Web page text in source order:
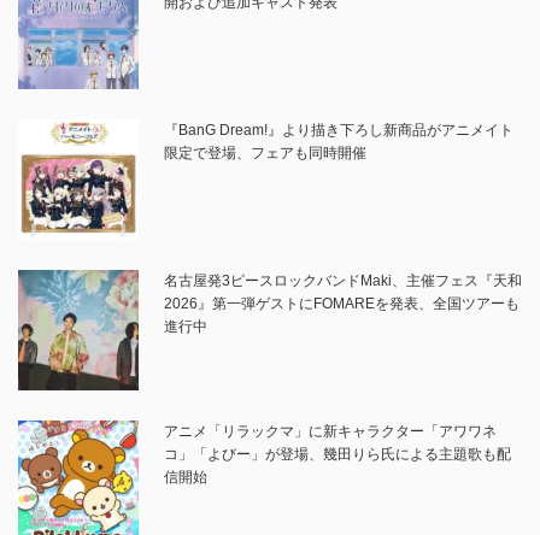
『BanG Dream!』より描き下ろし新商品がアニメイト
限定で登場、フェアも同時開催
名古屋発3ピースロックバンドMaki、主催フェス『天和
2026』第一弾ゲストにFOMAREを発表、全国ツアーも
進行中
アニメ「リラックマ」に新キャラクター「アワワネ
コ」「よびー」が登場、幾田りら氏による主題歌も配
信開始